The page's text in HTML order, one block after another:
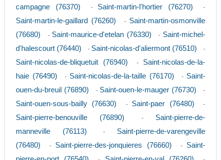
campagne (76370)
- Saint-martin-l'hortier (76270) -
Saint-martin-le-gaillard (76260) - Saint-martin-osmonville
(76680)
- Saint-maurice-d'etelan (76330) - Saint-michel-
d'halescourt (76440)
- Saint-nicolas-d'aliermont (76510) -
Saint-nicolas-de-bliquetuit (76940) - Saint-nicolas-de-la-
haie (76490)
- Saint-nicolas-de-la-taille (76170) - Saint-
ouen-du-breuil (76890)
- Saint-ouen-le-mauger (76730) -
Saint-ouen-sous-bailly (76630) - Saint-paer (76480) -
Saint-pierre-benouville (76890) - Saint-pierre-de-
manneville (76113)
- Saint-pierre-de-varengeville
(76480)
- Saint-pierre-des-jonquieres (76660) - Saint-